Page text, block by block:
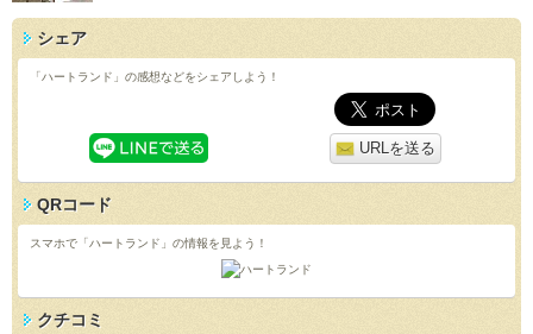
シェア
「ハートランド」の感想などをシェアしよう！
URLを送る
QRコード
スマホで「ハートランド」の情報を見よう！
クチコミ